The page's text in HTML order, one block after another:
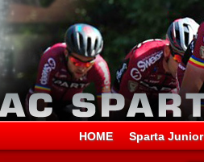
HOME Sparta Junior